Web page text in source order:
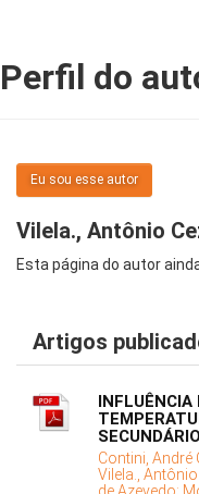
Perfil do
Eu sou esse autor
Vilela., Antônio
Esta página do autor
Artigos
INFLUÊNCIA
Contini, André
Vilela.,